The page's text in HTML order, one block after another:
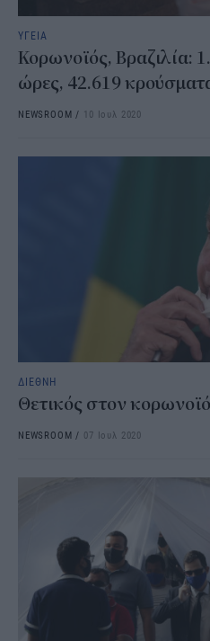
ΥΓΕΙΑ
Κορωνοϊός, Βραζιλία:
ώρες, 42.619
NEWSROOM / 10 Ιουλ 2020
ΔΙΕΘΝΗ
Θετικός στον
NEWSROOM / 07 Ιουλ 2020